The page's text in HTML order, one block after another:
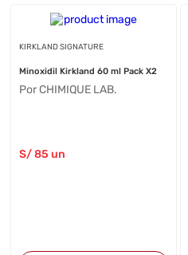
KIRKLAND SIGNATURE
Minoxidil Kirkland 60 ml Pack X2
Por CHIMIQUE LAB.
S/85 un